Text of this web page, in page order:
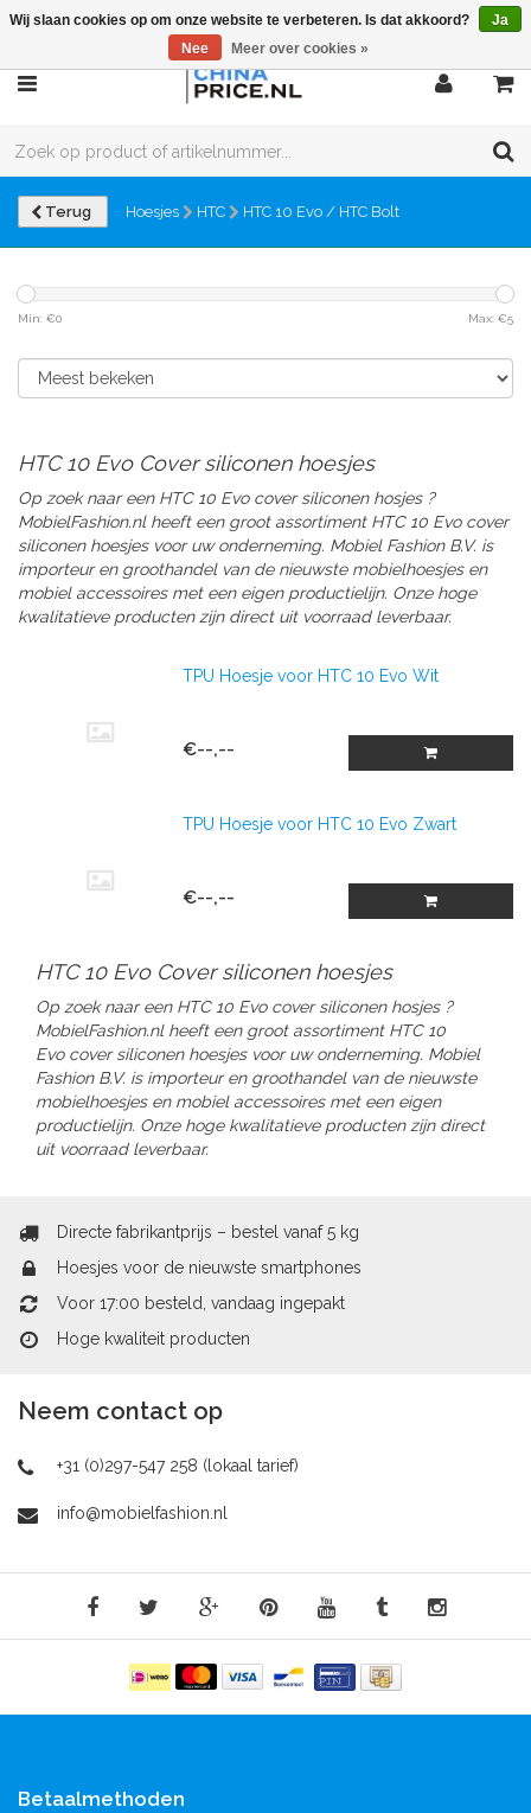
Terug Hoesjes HTC HTC 10 Evo / HTC Bolt
Min: €0 Max: €5
HTC 10 Evo Cover siliconen hoesjes
Op zoek naar een HTC 10 Evo cover siliconen hosjes ?
MobielFashion.nl heeft een groot assortiment HTC 10 Evo cover
siliconen hoesjesvoor uw onderneming. Mobiel Fashion B.V. is
importeur en groothandel van de nieuwste mobielhoesjes en
mobiel accessoires met een eigen productielijn. Onze hoge
kwalitatieve producten zijn direct uit voorraad leverbaar.
TPU Hoesje voor HTC 10 Evo Wit
€--,--
TPU Hoesje voor HTC 10 Evo Zwart
€--,--
HTC 10 Evo Cover siliconen hoesjes
Op zoek naar een HTC 10 Evo cover siliconen hosjes ?
MobielFashion.nl heeft een groot assortiment HTC 10
Evo cover siliconen hoesjesvoor uw onderneming. Mobiel
Fashion B.V. is importeur en groothandel van de nieuwste
mobielhoesjes en mobiel accessoires met een eigen
productielijn. Onze hoge kwalitatieve producten zijn direct
uit voorraad leverbaar.
Directe fabrikantprijs – bestel vanaf 5 kg
Hoesjes voor de nieuwste smartphones
Voor 17:00 besteld, vandaag ingepakt
Hoge kwaliteit producten
Neem contact op
+31 (0)297-547 258 (lokaal tarief)
info@mobielfashion.nl
Betaalmethoden
Wij slaan cookies op om onze website te verbeteren. Is dat akkoord?
Ja
Nee
Meer over cookies »